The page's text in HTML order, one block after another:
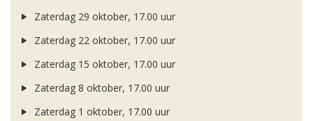
Zaterdag 29 oktober, 17.00 uur
Zaterdag 22 oktober, 17.00 uur
Zaterdag 15 oktober, 17.00 uur
Zaterdag 8 oktober, 17.00 uur
Zaterdag 1 oktober, 17.00 uur